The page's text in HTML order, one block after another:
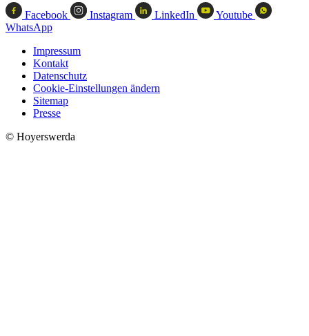
Facebook Instagram LinkedIn
Youtube
WhatsApp
Impressum
Kontakt
Datenschutz
Cookie-Einstellungen ändern
Sitemap
Presse
© Hoyerswerda